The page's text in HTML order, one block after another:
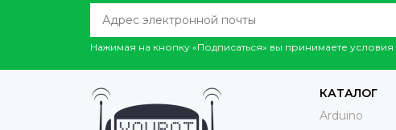
Нажимая на кнопку «Подписаться» вы принимаете условия
КАТАЛОГ
Arduino